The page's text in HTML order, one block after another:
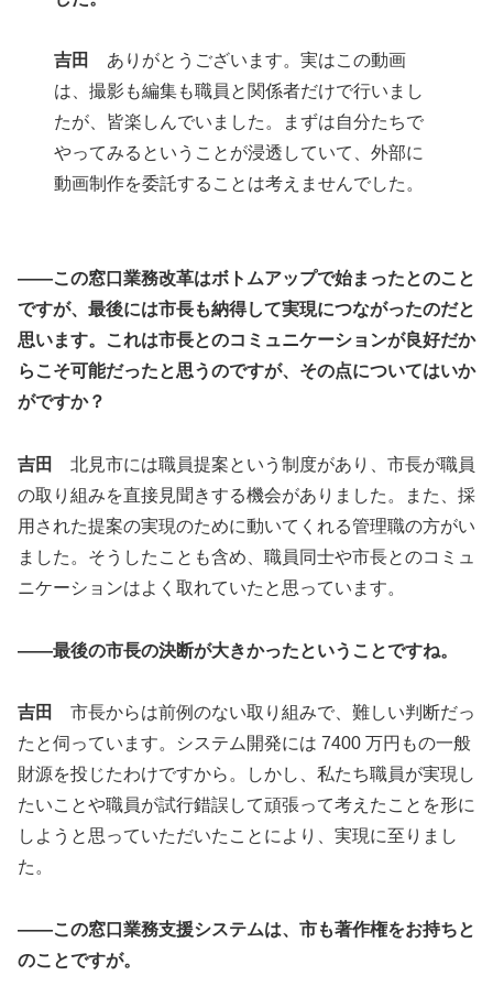
吉田
ありがとうございます。実はこの動画
は、撮影も編集も職員と関係者だけで行いまし
たが、皆楽しんでいました。まずは自分たちで
やってみるということが浸透していて、外部に
動画制作を委託することは考えませんでした。
――この窓口業務改革はボトムアップで始まったとのこと
ですが、 最後には市長も納得して実現につながったのだと
思います。これは市長とのコミュニケーションが良好だか
らこそ可能だったと思うのですが、その点についてはいか
がですか？
吉田
北見市には職員提案という制度があり、市長が職員
の取り組みを直接見聞きする機会がありました。また、採
用された提案の実現のために動いてくれる管理職の方がい
ました。そうしたことも含め、職員同士や市長とのコミュ
ニケーションはよく取れていたと思っています。
――最後の市長の決断が大きかったということですね。
吉田
市長からは前例のない取り組みで、難しい判断だっ
たと伺っています。システム開発には 7400 万円もの一般
財源を投じたわけですから。しかし、私たち職員が実現し
たいことや職員が試行錯誤して頑張って考えたことを形に
しようと思っていただいたことにより、実現に至りまし
た。
――この窓口業務支援システムは、市も著作権をお持ちと
のことですが。